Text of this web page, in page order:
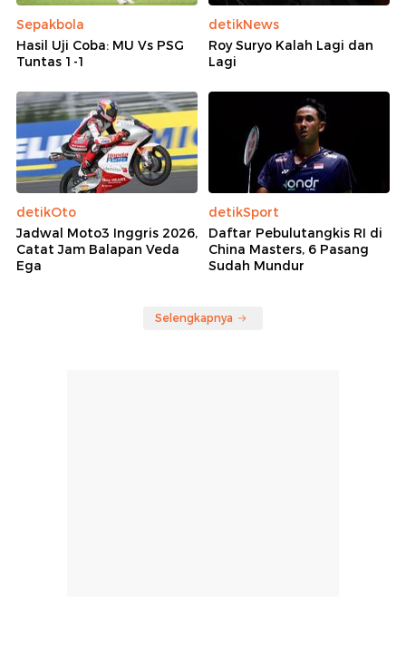
Sepakbola
Hasil Uji Coba: MU Vs PSG
Tuntas 1-1
detikNews
Roy Suryo Kalah Lagi dan
Lagi
detikOto
Jadwal Moto3 Inggris 2026,
Catat Jam Balapan Veda
Ega
detikSport
Daftar Pebulutangkis RI di
China Masters, 6 Pasang
Sudah Mundur
Selengkapnya